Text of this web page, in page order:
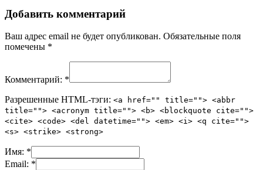
Добавить комментарий
Ваш адрес email не будет опубликован. Обязательные поля
помечены *
Комментарий: *
Разрешенные HTML-тэги: <a href="" title=""> <abbr
title=""> <acronym title=""> <b> <blockquote cite="">
<cite> <code> <del datetime=""> <em> <i> <q cite="">
<s> <strike> <strong>
Имя: *
Email: *